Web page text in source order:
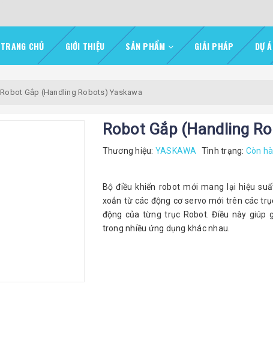
TRANG CHỦ GIỚI THIỆU SẢN PHẨM GIẢI PHÁP DỰ
Robot Gắp (Handling Robots) Yaskawa
Robot Gắp (Handling
Thương hiệu: YASKAWA Tình trạng: Còn
Bộ điều khiển robot mới mang lại hiệu
xoắn từ các động cơ servo mới trên các
động của từng trục Robot. Điều này giúp
trong nhiều ứng dụng khác nhau.